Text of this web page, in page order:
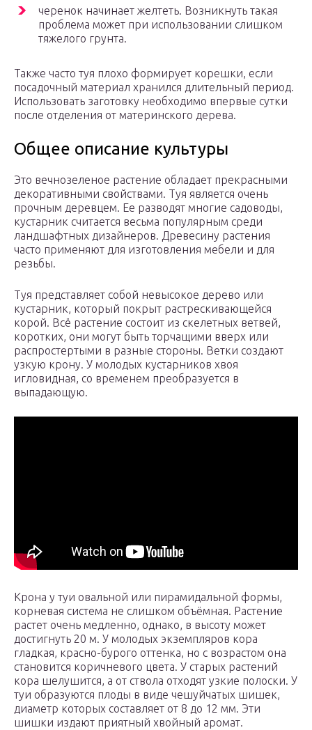
черенок начинает желтеть. Возникнуть такая
проблема может при использовании слишком
тяжелого грунта.
Также часто туя плохо формирует корешки, если
посадочный материал хранился длительный период.
Использовать заготовку необходимо впервые сутки
после отделения от материнского дерева.
Общее описание культуры
Это вечнозеленое растение обладает прекрасными
декоративными свойствами. Туя является очень
прочным деревцем. Ее разводят многие садоводы,
кустарник считается весьма популярным среди
ландшафтных дизайнеров. Древесину растения
часто применяют для изготовления мебели и для
резьбы.
Туя представляет собой невысокое дерево или
кустарник, который покрыт растрескивающейся
корой. Всё растение состоит из скелетных ветвей,
коротких, они могут быть торчащими вверх или
распростертыми в разные стороны. Ветки создают
узкую крону. У молодых кустарников хвоя
игловидная, со временем преобразуется в
выпадающую.
Крона у туи овальной или пирамидальной формы,
корневая система не слишком объёмная. Растение
растет очень медленно, однако, в высоту может
достигнуть 20 м. У молодых экземпляров кора
гладкая, красно-бурого оттенка, но с возрастом она
становится коричневого цвета. У старых растений
кора шелушится, а от ствола отходят узкие полоски. У
туи образуются плоды в виде чешуйчатых шишек,
диаметр которых составляет от 8 до 12 мм. Эти
шишки издают приятный хвойный аромат.